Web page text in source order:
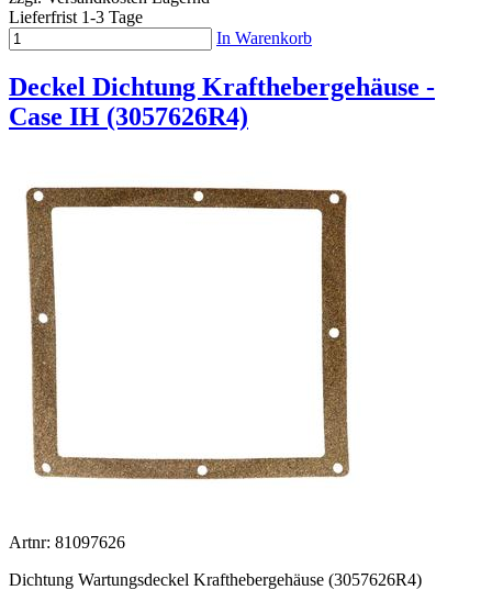
Lieferfrist 1-3 Tage
In Warenkorb
Deckel Dichtung Krafthebergehäuse -
Case IH (3057626R4)
Artnr: 81097626
Dichtung Wartungsdeckel Krafthebergehäuse (3057626R4)